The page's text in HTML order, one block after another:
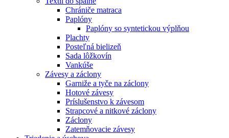
Chrániče matraca
Paplóny
Paplóny so syntetickou výplňou
Plachty
Posteľná bielizeň
Sada lôžkovín
Vankúše
Závesy a záclony
Garniže a tyče na záclony
Hotové závesy
Príslušenstvo k závesom
Strapcové a nitkové záclony
Záclony
Zatemňovacie závesy